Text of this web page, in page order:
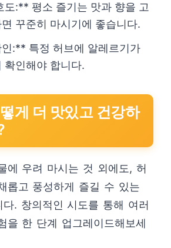
도:** 평소 즐기는 맛과 향을 고
꾸준히 마시기에 좋습니다.
:** 특정 허브에 알레르기가
확인해야 합니다.
게 더 맛있고 건강하
에 우려 마시는 것 외에도, 허
롭고 풍성하게 즐길 수 있는
다. 창의적인 시도를 통해 여러
을 한 단계 업그레이드해보세